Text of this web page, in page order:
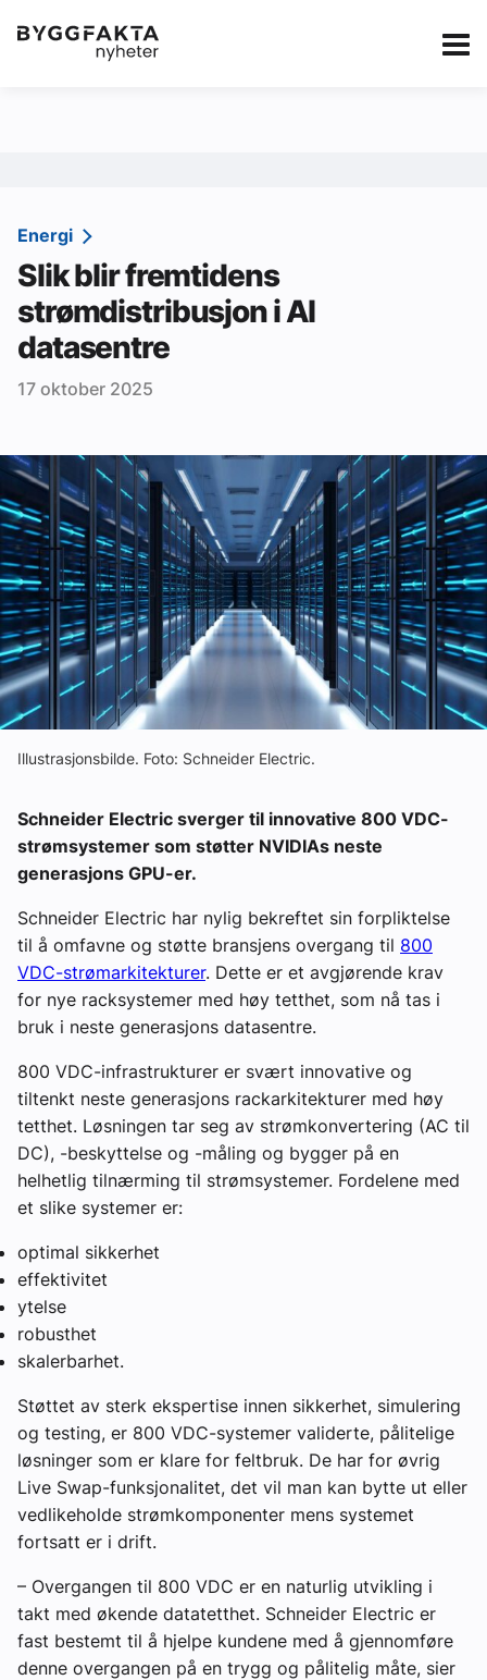
Kategorier Jobbmarkedet Annonsere i
Redaksjonen
Om Byggfakta
Annonsere
Tips oss
Ledige stillinger
eBlad
Aktivitetskalender
Bransjekommentar
Nyheter
Aktuelle prosjekter
Energi
Slik blir fremtidens
strømdistribusjon i AI
datasentre
17 oktober 2025
Illustrasjonsbilde. Foto: Schneider Electric.
Schneider Electric sverger til innovative 800 VDC-
strømsystemer som støtter NVIDIAs neste
generasjons GPU-er.
Schneider Electric har nylig bekreftet sin forpliktelse
til å omfavne og støtte bransjens overgang til 800
VDC-strømarkitekturer. Dette er et avgjørende krav
for nye racksystemer med høy tetthet, som nå tas i
bruk i neste generasjons datasentre.
800 VDC-infrastrukturer er svært innovative og
tiltenkt neste generasjons rackarkitekturer med høy
tetthet. Løsningen tar seg av strømkonvertering (AC til
DC), -beskyttelse og -måling og bygger på en
helhetlig tilnærming til strømsystemer. Fordelene med
et slike systemer er:
optimal sikkerhet
effektivitet
ytelse
robusthet
skalerbarhet.
Støttet av sterk ekspertise innen sikkerhet, simulering
og testing, er 800 VDC-systemer validerte, pålitelige
løsninger som er klare for feltbruk. De har for øvrig
Live Swap-funksjonalitet, det vil man kan bytte ut eller
vedlikeholde strømkomponenter mens systemet
fortsatt er i drift.
– Overgangen til 800 VDC er en naturlig utvikling i
takt med økende datatetthet. Schneider Electric er
fast bestemt til å hjelpe kundene med å gjennomføre
denne overgangen på en trygg og pålitelig måte, sier